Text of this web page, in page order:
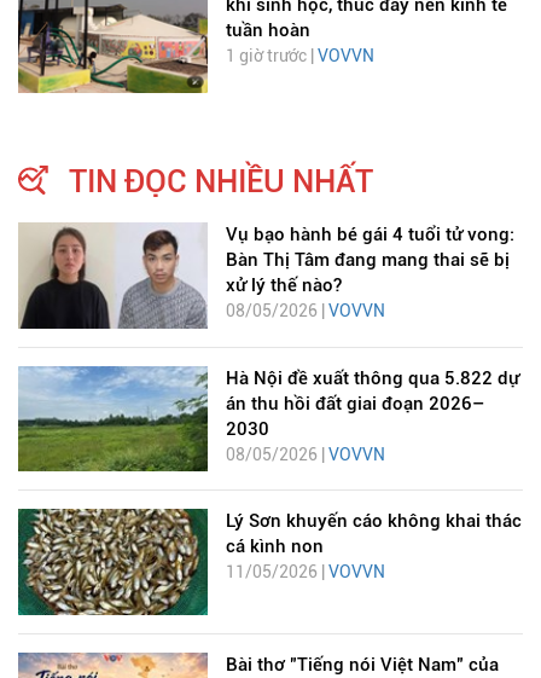
tuần hoàn
1 giờ trước |VOVVN
TIN ĐỌC NHIỀU NHẤT
Vụ bạo hành bé gái 4 tuổi tử vong:
Bàn Thị Tâm đang mang thai sẽ bị
xử lý thế nào?
08/05/2026 | VOVVN
Hà Nội đề xuất thông qua 5.822 dự
án thu hồi đất giai đoạn 2026–
2030
08/05/2026 | VOVVN
Lý Sơn khuyến cáo không khai thác
cá kình non
11/05/2026 | VOVVN
Bài thơ "Tiếng nói Việt Nam" của